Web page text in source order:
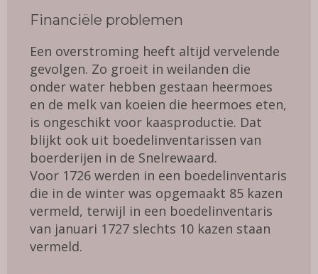
Financiële problemen
Een overstroming heeft altijd vervelende
gevolgen. Zo groeit in weilanden die
onder water hebben gestaan heermoes
en de melk van koeien die heermoes eten,
is ongeschikt voor kaasproductie. Dat
blijkt ook uit boedelinventarissen van
boerderijen in de Snelrewaard.
Voor 1726 werden in een boedelinventaris
die in de winter was opgemaakt 85 kazen
vermeld, terwijl in een boedelinventaris
van januari 1727 slechts 10 kazen staan
vermeld.